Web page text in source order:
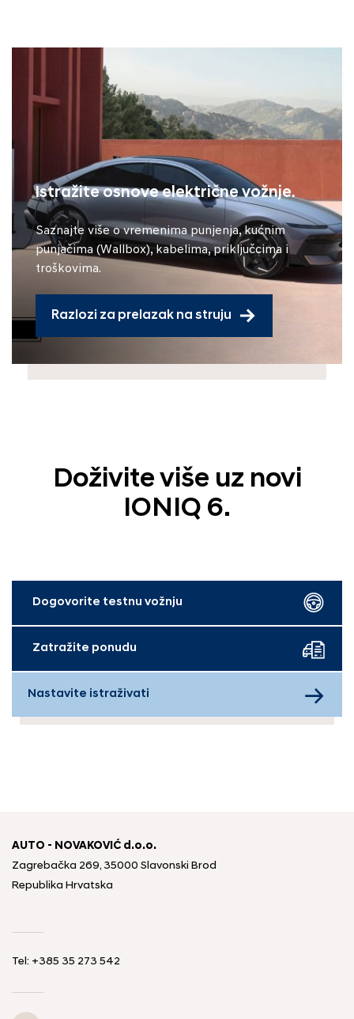
Istražite osnove električne vožnje.
Saznajte više o vremenima punjenja, kućnim
punjačima (Wallbox), kabelima, priključcima i
troškovima.
Razlozi za prelazak na struju
Doživite više uz novi
IONIQ 6.
Dogovorite testnu vožnju
Zatražite ponudu
Nastavite istraživati
AUTO - NOVAKOVIĆ d.o.o.
Zagrebačka 269, 35000 Slavonski Brod
Republika Hrvatska
Tel: +385 35 273 542